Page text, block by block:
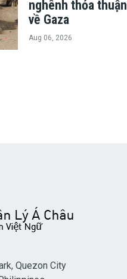
nghênh thỏa thuận
về Gaza
Aug 06, 2026
Quezon City